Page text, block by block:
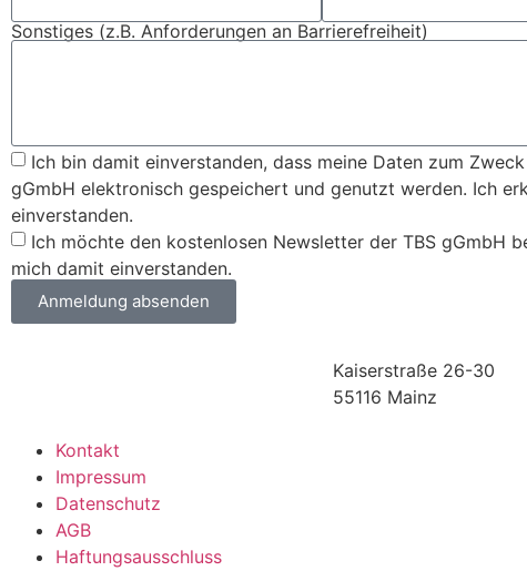
Sonstiges (z.B. Anforderungen an Barrierefreiheit)
Ich bin damit einverstanden, dass meine Daten zum
gGmbH elektronisch gespeichert und genutzt werden. Ich
einverstanden.
Ich möchte den kostenlosen Newsletter der TBS gGmbH
mich damit einverstanden.
Anmeldung absenden
Kaiserstraße 26-30
55116 Mainz
Kontakt
Impressum
Datenschutz
AGB
Haftungsausschluss